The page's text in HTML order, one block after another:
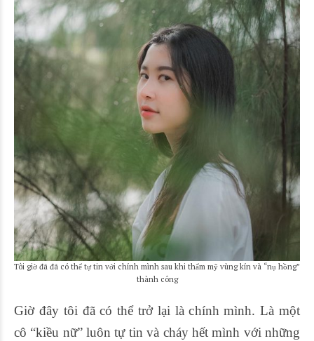
Tôi giờ đã đã có thể tự tin với chính mình sau khi thẩm mỹ vùng kín và “nụ hồng”
thành công
Giờ đây tôi đã có thể trở lại là chính mình. Là một
cô “kiều nữ” luôn tự tin và cháy hết mình với những